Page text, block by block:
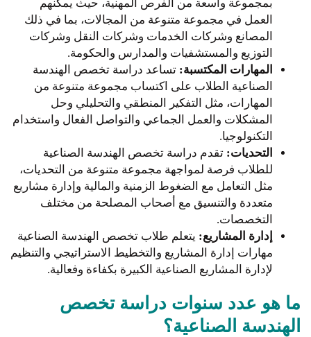
بمجموعة واسعة من الفرص المهنية، حيث يمكنهم
العمل في مجموعة متنوعة من المجالات، بما في ذلك
المصانع وشركات الخدمات وشركات النقل وشركات
التوزيع والمستشفيات والمدارس والحكومة.
المهارات المكتسبة: تساعد دراسة تخصص الهندسة
الصناعية الطلاب على اكتساب مجموعة متنوعة من
المهارات، مثل التفكير المنطقي والتحليلي وحل
المشكلات والعمل الجماعي والتواصل الفعال واستخدام
التكنولوجيا.
التحديات: تقدم دراسة تخصص الهندسة الصناعية
للطلاب فرصة لمواجهة مجموعة متنوعة من التحديات،
مثل التعامل مع الضغوط الزمنية والمالية وإدارة مشاريع
متعددة والتنسيق مع أصحاب المصلحة من مختلف
التخصصات.
إدارة المشاريع: يتعلم طلاب تخصص الهندسة الصناعية
مهارات إدارة المشاريع والتخطيط الاستراتيجي والتنظيم
لإدارة المشاريع الصناعية الكبيرة بكفاءة وفعالية.
ما هو عدد سنوات دراسة تخصص
الهندسة الصناعية؟